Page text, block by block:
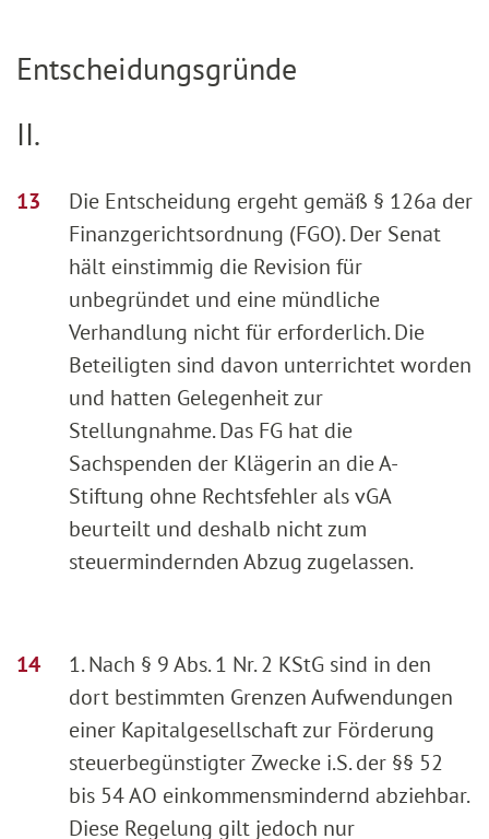
Entscheidungsgründe
II.
Die Entscheidung ergeht gemäß § 126a der
Finanzgerichtsordnung (FGO). Der Senat
hält einstimmig die Revision für
unbegründet und eine mündliche
Verhandlung nicht für erforderlich. Die
Beteiligten sind davon unterrichtet worden
und hatten Gelegenheit zur
Stellungnahme. Das FG hat die
Sachspenden der Klägerin an die A-
Stiftung ohne Rechtsfehler als vGA
beurteilt und deshalb nicht zum
steuermindernden Abzug zugelassen.
1. Nach § 9 Abs. 1 Nr. 2 KStG sind in den
dort bestimmten Grenzen Aufwendungen
einer Kapitalgesellschaft zur Förderung
steuerbegünstigter Zwecke i.S. der §§ 52
bis 54 AO einkommensmindernd abziehbar.
Diese Regelung gilt jedoch nur